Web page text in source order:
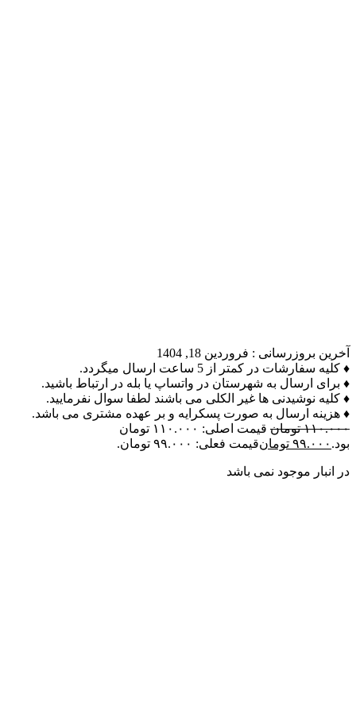
آخرین بروزرسانی : فروردین 18, 1404
♦ کلیه سفارشات در کمتر از 5 ساعت ارسال میگردد.
♦ برای ارسال به شهرستان در واتساپ یا بله در ارتباط باشید.
♦ کلیه نوشیدنی ها غیر الکلی می باشند لطفا سوال نفرمایید.
♦ هزینه ارسال به صورت پسکرایه و بر عهده مشتری می باشد.
۱۱۰.۰۰۰ تومان
قیمت اصلی: ۱۱۰.۰۰۰ تومان
بود. ۹۹.۰۰۰ تومانقیمت فعلی: ۹۹.۰۰۰ تومان.
در انبار موجود نمی باشد